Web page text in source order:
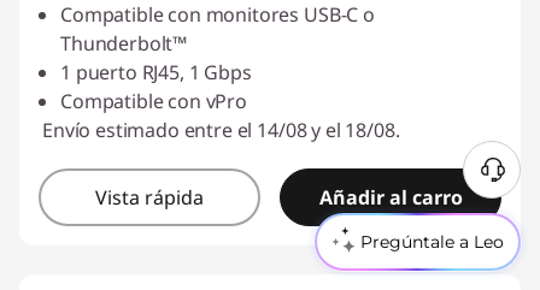
Pregúntale a Leo
Compatible con monitores USB-C o
Thunderbolt™
1 puerto RJ45, 1 Gbps
Compatible con vPro
Envío estimado entre el 14/08 y el 18/08.
Vista rápida Añadir al carro